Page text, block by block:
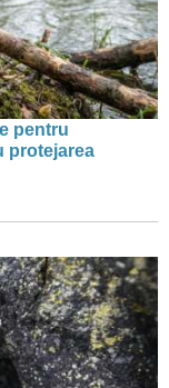
pentru
protejarea